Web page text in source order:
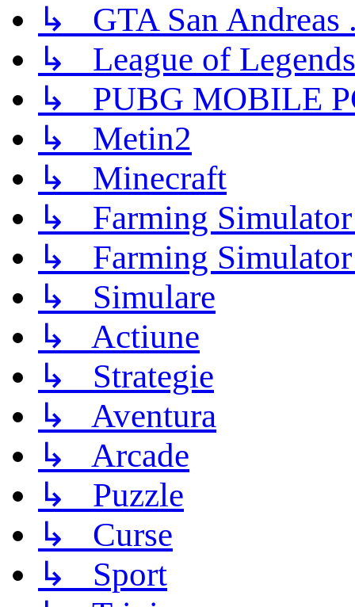
↳ GTA San Andreas
↳ League of Legends
↳ PUBG MOBILE
↳ Metin2
↳ Minecraft
↳ Farming
↳ Farming
↳ Simulare
↳ Actiune
↳ Strategie
↳ Aventura
↳ Arcade
↳ Puzzle
↳ Curse
↳ Sport